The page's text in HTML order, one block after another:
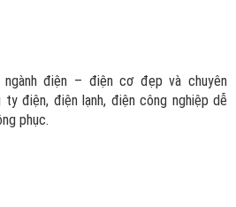
điện – điện cơ đẹp và chuyên
điện, điện lạnh, điện công nghiệp dễ
phục.